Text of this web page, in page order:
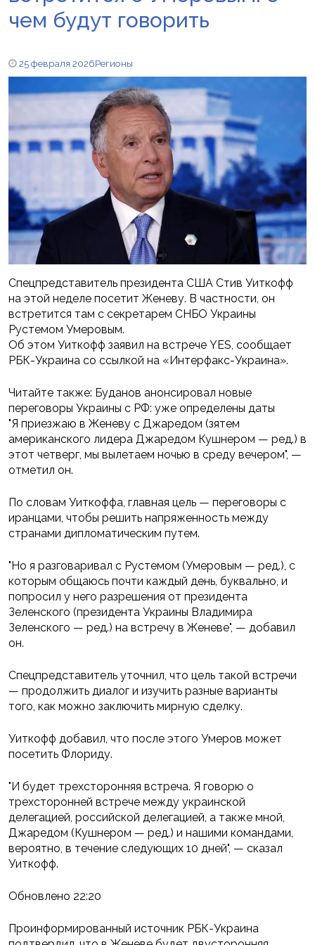
чем будут говорить
25 февраля 2026Регионы
Спецпредставитель президента США Стив Уиткофф
на этой неделе посетит Женеву. В частности, он
встретится там с секретарем СНБО Украины
Рустемом Умеровым.
Об этом Уиткофф заявил на встрече YES, сообщает
РБК-Украина со ссылкой на «Интерфакс-Украина».
Читайте также: Буданов анонсировал новые
переговоры Украины с РФ: уже определены даты
"Я приезжаю в Женеву с Джаредом (зятем
американского лидера Джаредом Кушнером — ред.) в
этот четверг, мы вылетаем ночью в среду вечером", —
отметил он.
По словам Уиткоффа, главная цель — переговоры с
иранцами, чтобы решить напряженность между
странами дипломатическим путем.
"Но я разговаривал с Рустемом (Умеровым — ред.), с
которым общаюсь почти каждый день, буквально, и
попросил у него разрешения от президента
Зеленского (президента Украины Владимира
Зеленского — ред.) на встречу в Женеве", — добавил
он.
Спецпредставитель уточнил, что цель такой встречи
— продолжить диалог и изучить разные варианты
того, как можно заключить мирную сделку.
Уиткофф добавил, что после этого Умеров может
посетить Флориду.
"И будет трехсторонняя встреча. Я говорю о
трехсторонней встрече между украинской
делегацией, российской делегацией, а также мной,
Джаредом (Кушнером — ред.) и нашими командами,
вероятно, в течение следующих 10 дней", — сказал
Уиткофф.
Обновлено 22:20
Проинформированный источник РБК-Украина